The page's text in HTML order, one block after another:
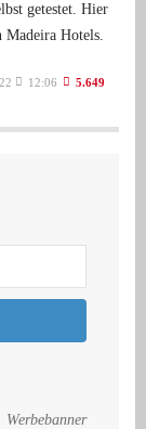
getestet. Hier
Madeira Hotels.
12:06 5.649
Werbebanner